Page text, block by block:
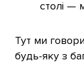
столі —
Тут ми
будь-яку з